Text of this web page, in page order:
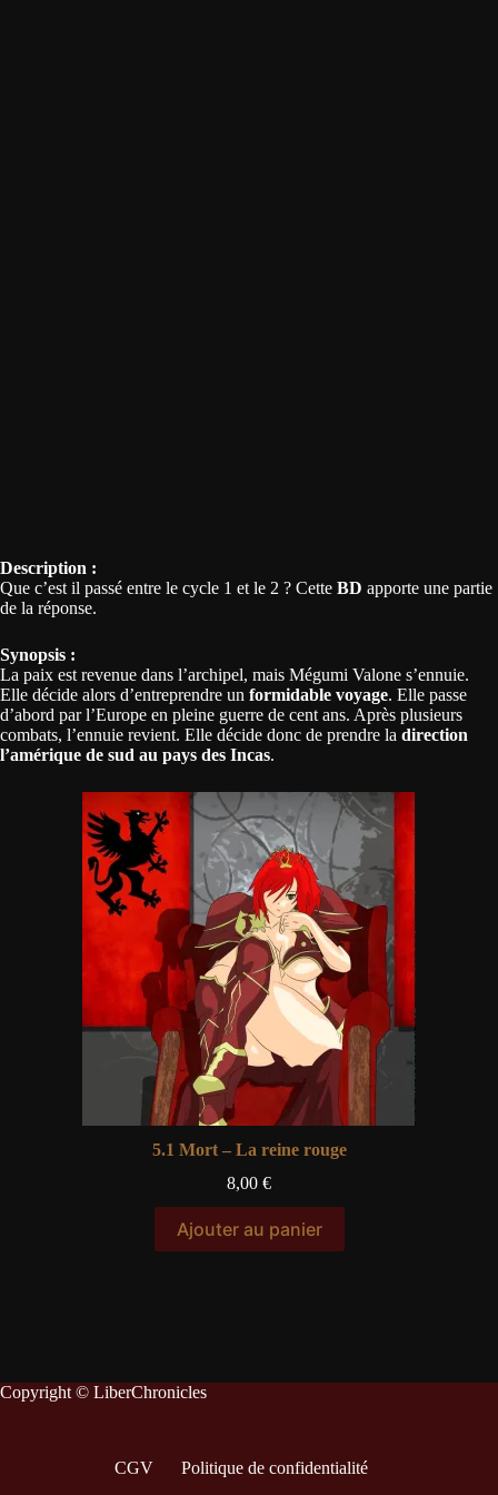
Description :
Que c’est il passé entre le cycle 1 et le 2 ? Cette BD apporte une partie
de la réponse.
Synopsis :
La paix est revenue dans l’archipel, mais Mégumi Valone s’ennuie.
Elle décide alors d’entreprendre un formidable voyage. Elle passe
d’abord par l’Europe en pleine guerre de cent ans. Après plusieurs
combats, l’ennuie revient. Elle décide donc de prendre la direction
l’amérique de sud au pays des Incas.
5.1 Mort – La reine rouge
8,00 €
Ajouter au panier
Copyright © LiberChronicles
CGV Politique de confidentialité